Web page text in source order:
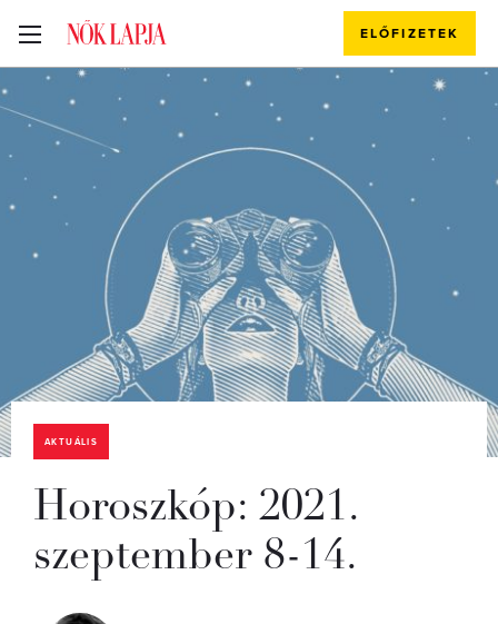
ELŐFIZETEK
AKTUÁLIS
Horoszkóp: 2021.
szeptember 8-14.